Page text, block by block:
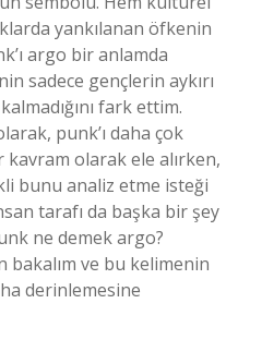
yankılanan öfkenin
argo bir anlamda
sadece gençlerin aykırı
fark ettim.
punk’ı daha çok
olarak ele alırken,
bunu analiz etme isteği
tarafı da başka bir şey
ne demek argo?
bakalım ve bu kelimenin
derinlemesine